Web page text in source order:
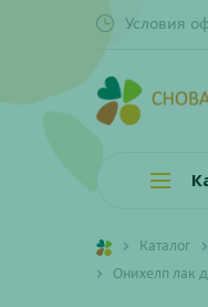
Условия
Каталог
Онихелп лак